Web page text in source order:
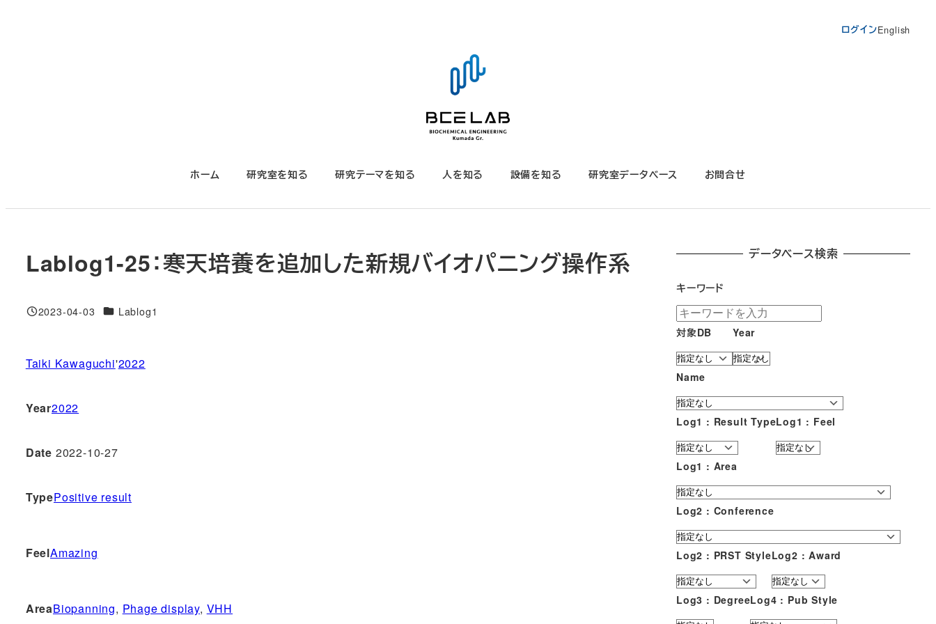
ログインEnglish
ホーム 研究室を知る 研究テーマを知る 人を知る 設備を知る 研究室データベース お問合せ
Lablog1-25：寒天培養を追加した新規バイオパニング操作系
投稿日
2023-04-03 対象DBLablog1
Taiki Kawaguchi'2022
Year2022
Date 2022-10-27
TypePositive result
FeelAmazing
AreaBiopanning, Phage display, VHH
データベース検索
キーワード
対象DB Year
Name
Log1 : Result TypeLog1 : Feel
Log1 : Area
Log2 : Conference
Log2 : PRST StyleLog2 : Award
Log3 : DegreeLog4 : Pub Style